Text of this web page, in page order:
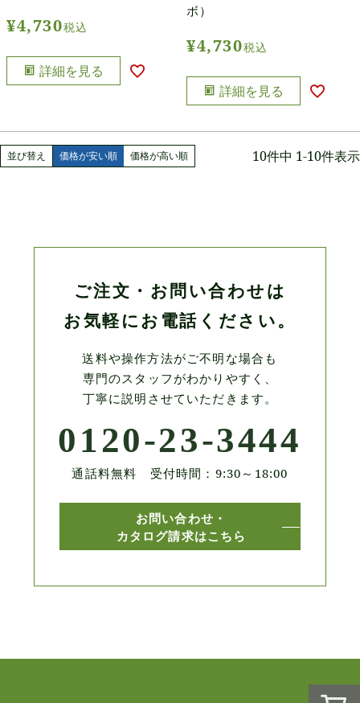
¥4,730税込
詳細を見る
ボ）
¥4,730税込
詳細を見る
並び替え 価格が安い順 価格が高い順 10件中 1-10件表示
ご注文・お問い合わせは
お気軽にお電話ください。
送料や操作方法がご不明な場合も
専門のスタッフがわかりやすく、
丁寧に説明させていただきます。
0120-23-3444
通話料無料 受付時間：9:30～18:00
お問い合わせ・
カタログ請求はこちら